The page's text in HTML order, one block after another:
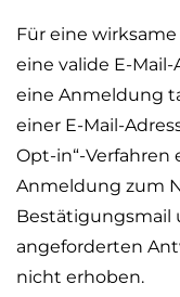
Für eine
eine valide E-
eine Anmeldung
einer E-Mail-
Opt-in“-
Anmeldung zum
Bestätigungsmail
angeforderten
nicht erhoben.